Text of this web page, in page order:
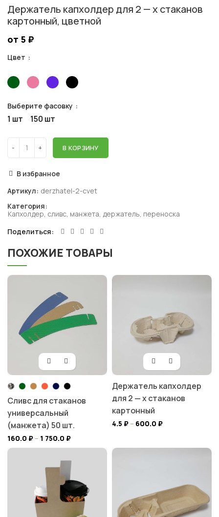
Держатель капхолдер для 2 — х стаканов
картонный, цветной
от 5 ₽
Цвет
Выберите фасовку
1 шт 150 шт
В КОРЗИНУ
В избранное
Артикул: derzhatel-2-cvet
Категория:
Капхолдер, сливс, манжета, держатель, переноска
Поделиться
ПОХОЖИЕ ТОВАРЫ
Сливс для стаканов
универсальный
(манжета) 50 шт.
160.0 ₽– 1 750.0 ₽
Держатель капхолдер
для 2 — х стаканов
картонный
4.5 ₽– 600.0 ₽